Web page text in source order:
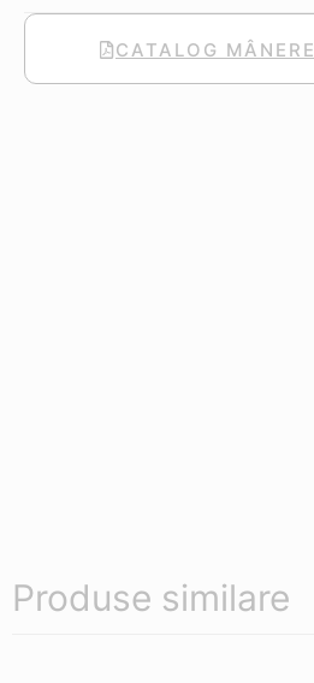
CATALOG MÂNERE
Produse similare